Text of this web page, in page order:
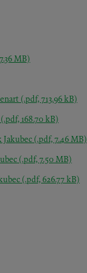
MB)
(.pdf, 713.96 kB)
(.pdf, 168.70 kB)
(.pdf, 7.46 MB)
(.pdf, 7.50 MB)
(.pdf, 626.77 kB)